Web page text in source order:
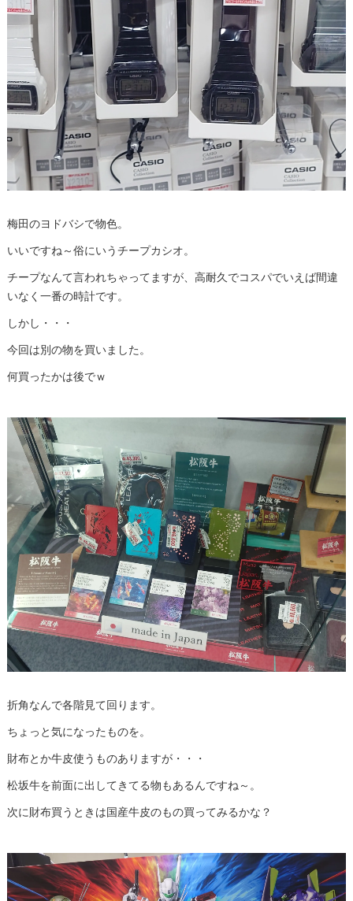
梅田のヨドバシで物色。
いいですね～俗にいうチープカシオ。
チープなんて言われちゃってますが、高耐久でコスパでいえば間違
いなく一番の時計です。
しかし・・・
今回は別の物を買いました。
何買ったかは後でｗ
折角なんで各階見て回ります。
ちょっと気になったものを。
財布とか牛皮使うものありますが・・・
松坂牛を前面に出してきてる物もあるんですね～。
次に財布買うときは国産牛皮のもの買ってみるかな？